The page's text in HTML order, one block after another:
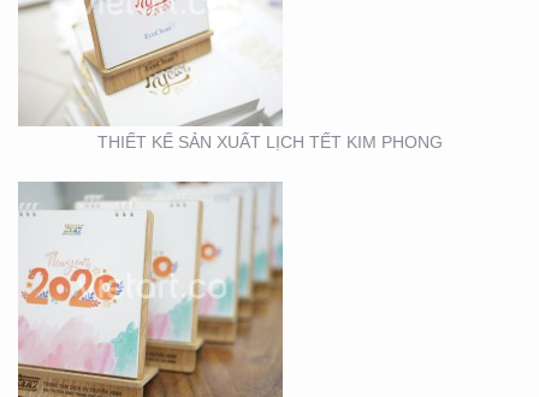
THIẾT KẾ SẢN XUẤT LỊCH TẾT KIM PHONG
LỊCH HTV
THIẾT KẾ VÀ SẢN XUẤT
LỊCH FUBON